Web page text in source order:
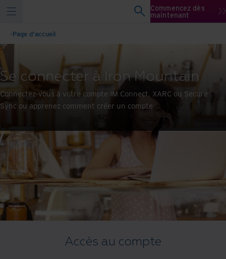
Commencez dès
maintenant
Page d'accueil
Se connecter à Iron Mountain
Connectez-vous à votre compte IM Connect, XARC ou Secure
Sync ou apprenez comment créer un compte
Accès au compte